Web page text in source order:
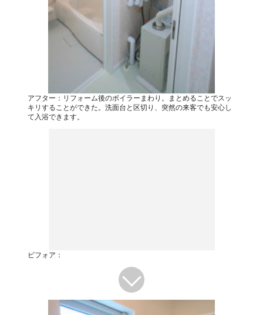
アフター：リフォーム後のボイラーまわり。まとめることでスッ
キリすることができた。洗面台と区切り、突然の来客でも安心し
て入浴できます。
ビフォア：